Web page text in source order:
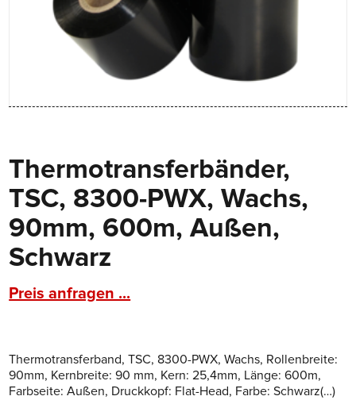
Thermotransferbänder,
TSC, 8300-PWX, Wachs,
90mm, 600m, Außen,
Schwarz
Preis anfragen ...
Thermotransferband, TSC, 8300-PWX, Wachs, Rollenbreite:
90mm, Kernbreite: 90 mm, Kern: 25,4mm, Länge: 600m,
Farbseite: Außen, Druckkopf: Flat-Head, Farbe: Schwarz(…)